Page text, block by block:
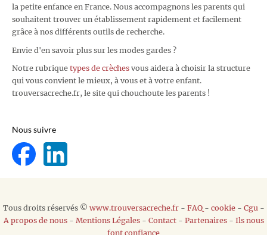
la petite enfance en France. Nous accompagnons les parents qui
souhaitent trouver un établissement rapidement et facilement
grâce à nos différents outils de recherche.
Envie d'en savoir plus sur les modes gardes ?
Notre rubrique types de crèches vous aidera à choisir la structure
qui vous convient le mieux, à vous et à votre enfant.
trouversacreche.fr, le site qui chouchoute les parents !
Nous suivre
Tous droits réservés © www.trouversacreche.fr- FAQ- cookie- Cgu -
A propos de nous- Mentions Légales- Contact- Partenaires- Ils nous
font confiance